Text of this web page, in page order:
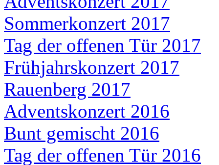
Sommerkonzert 2017
Tag der offenen Tür 2017
Frühjahrskonzert 2017
Rauenberg 2017
Adventskonzert 2016
Bunt gemischt 2016
Tag der offenen Tür 2016